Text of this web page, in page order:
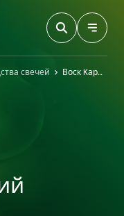
свечей Воск Kарнаубский